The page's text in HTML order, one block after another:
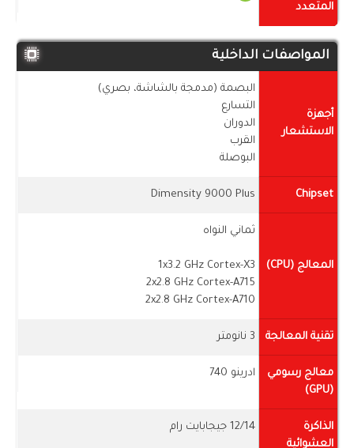
المتعدد
المواصفات الداخلية
أجهزة
الاستشعار
البصمة (مدمجة بالشاشة، بصري)
التسارع
الدوران
القرب
البوصلة
Chipset
Dimensity 9000 Plus
المعالج (CPU)
ثماني النواه
1x3.2 GHz Cortex-X3
2x2.8 GHz Cortex-A715
2x2.8 GHz Cortex-A710
تقنية المعالجة 3 نانومتر
معالج رسومي
(GPU)
ادرينو 740
الذاكرة
العشوائية
12/14 جيجابايت رام